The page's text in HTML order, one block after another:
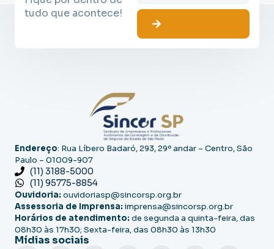
tudo que acontece!
Endereço: Rua Líbero Badaró, 293, 29º andar – Centro, São
Paulo – 01009-907
(11) 3188-5000
(11) 95775-8854
Ouvidoria: ouvidoriasp@sincorsp.org.br
Assessoria de Imprensa: imprensa@sincorsp.org.br
Horários de atendimento: de segunda a quinta-feira, das
08h30 às 17h30; Sexta-feira, das 08h30 às 13h30
Mídias sociais